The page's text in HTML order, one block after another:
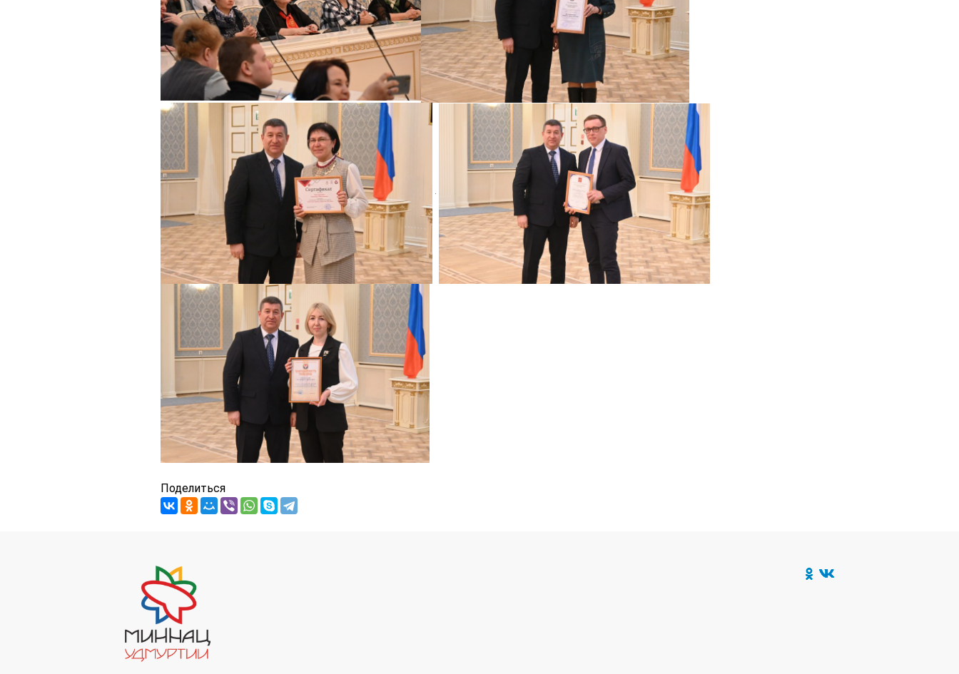
Поделиться